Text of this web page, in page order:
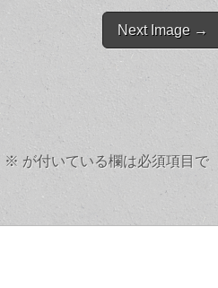
Next Image →
※ が付いている欄は必須項目で